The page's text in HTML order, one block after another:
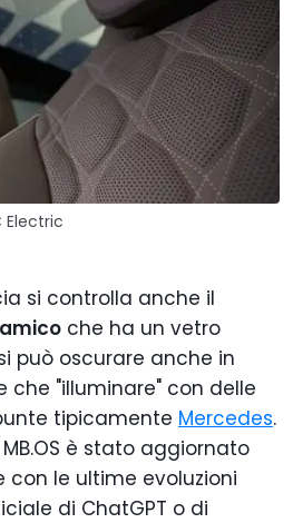
Electric
si controlla anche il
che ha un vetro
può oscurare anche in
che "illuminare" con delle
tipicamente Mercedes.
è stato aggiornato
con le ultime evoluzioni
di ChatGPT o di